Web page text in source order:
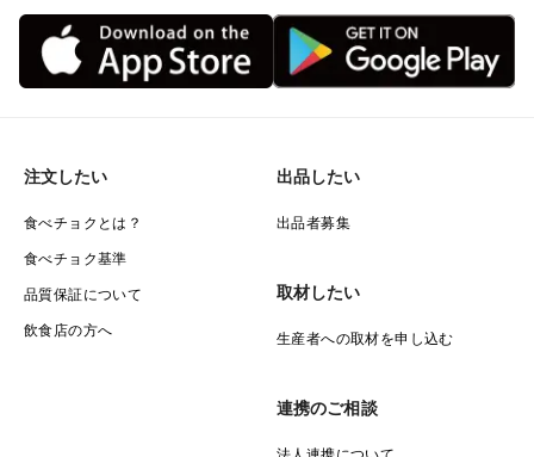
注文したい
食べチョクとは？
食べチョク基準
品質保証について
飲食店の方へ
出品したい
出品者募集
取材したい
生産者への取材を申し込む
連携のご相談